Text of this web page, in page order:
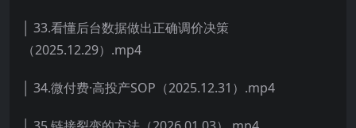
│ 33.看懂后台数据做出正确调价决策
（2025.12.29）.mp4
│ 34.微付费·高投产SOP（2025.12.31）.mp4